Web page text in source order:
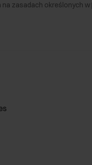
zasadach określonych w